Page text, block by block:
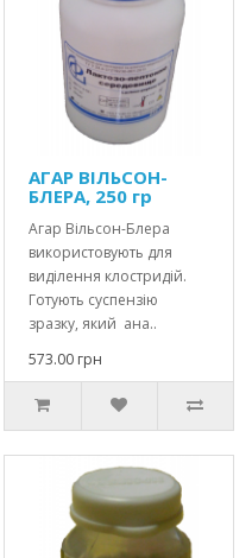
АГАР ВІЛЬСОН-
БЛЕРА, 250 гр
Агар Вільсон-Блера
використовують для
виділення клостридій.
Готують суспензію
зразку, який ана..
573.00 грн